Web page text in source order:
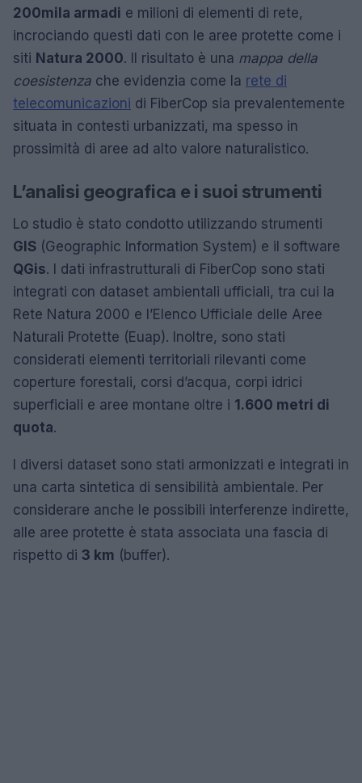
200mila armadi e milioni di elementi di rete,
incrociando questi dati con le aree protette come i
siti Natura 2000. Il risultato è una mappa della
coesistenza che evidenzia come la rete di
telecomunicazioni di FiberCop sia prevalentemente
situata in contesti urbanizzati, ma spesso in
prossimità di aree ad alto valore naturalistico.
L’analisi geografica e i suoi strumenti
Lo studio è stato condotto utilizzando strumenti
GIS (Geographic Information System) e il software
QGis. I dati infrastrutturali di FiberCop sono stati
integrati con dataset ambientali ufficiali, tra cui la
Rete Natura 2000 e l’Elenco Ufficiale delle Aree
Naturali Protette (Euap). Inoltre, sono stati
considerati elementi territoriali rilevanti come
coperture forestali, corsi d’acqua, corpi idrici
superficiali e aree montane oltre i 1.600 metri di
quota.
I diversi dataset sono stati armonizzati e integrati in
una carta sintetica di sensibilità ambientale. Per
considerare anche le possibili interferenze indirette,
alle aree protette è stata associata una fascia di
rispetto di 3 km (buffer).